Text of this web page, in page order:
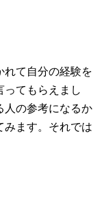
れて自分の経験を
ってもらえまし
人の参考になるか
みます。それでは